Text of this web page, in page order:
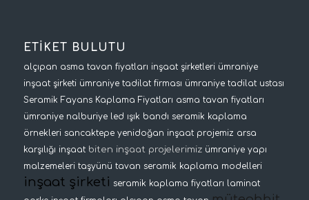
ETİKET BULUTU
alçıpan asma tavan fiyatları inşaat şirketleri ümraniye
inşaat şirketi ümraniye tadilat firması ümraniye tadilat ustası
Seramik Fayans Kaplama Fiyatları asma tavan fiyatları
ümraniye nalburiye led ışık bandı seramik kaplama
örnekleri sancaktepe yenidoğan inşaat projemiz arsa
karşılığı inşaat biten inşaat projelerimiz ümraniye yapı
malzemeleri taşyünü tavan seramik kaplama modelleri
inşaat şirketi seramik kaplama fiyatları laminat